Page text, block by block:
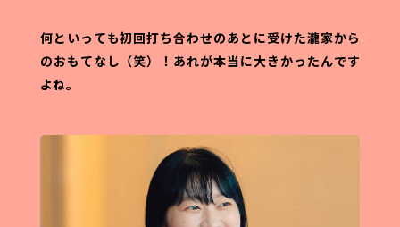
何といっても初回打ち合わせのあとに受けた瀧家から
のおもてなし（笑）！ あれが本当に大きかったんです
よね。